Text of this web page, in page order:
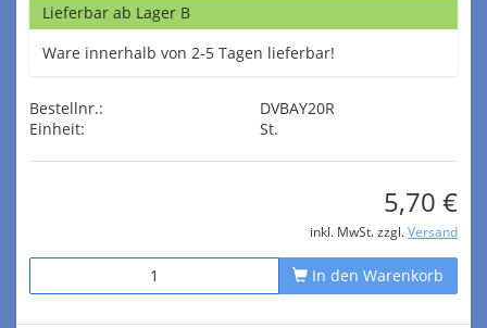
Lieferbar ab Lager B
Ware innerhalb von 2-5 Tagen lieferbar!
Bestellnr.:
DVBAY20R
Einheit:
St.
5,70 €
inkl. MwSt. zzgl. Versand
In den Warenkorb